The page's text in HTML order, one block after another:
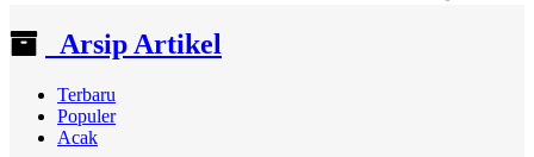
Arsip Artikel
Terbaru
Populer
Acak